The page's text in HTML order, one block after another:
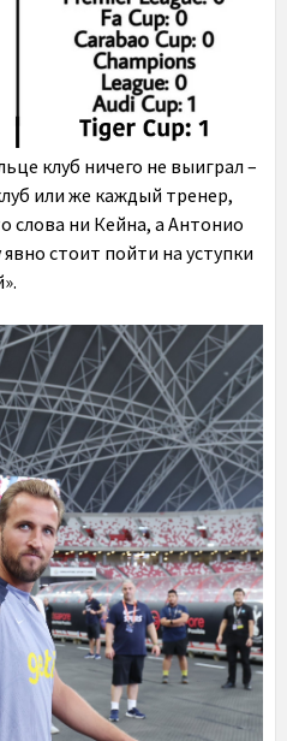
клуб ничего не выиграл –
или же каждый тренер,
слова ни Кейна, а Антонио
стоит пойти на уступки